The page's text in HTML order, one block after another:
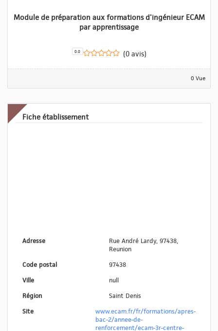
Module de préparation aux formations d'ingénieur ECAM
par apprentissage
0.0 (0 avis)
0 Vue
Fiche établissement
Adresse
Rue André Lardy, 97438,
Reunion
Code postal
97438
Ville
null
Région
Saint Denis
Site
www.ecam.fr/fr/formations/apres-
bac-2/annee-de-
renforcement/ecam-3r-centre-